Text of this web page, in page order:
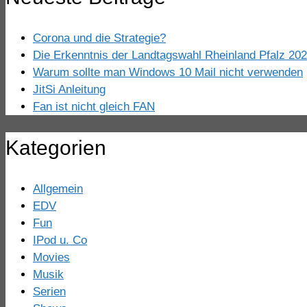
Corona und die Strategie?
Die Erkenntnis der Landtagswahl Rheinland Pfalz
Warum sollte man Windows 10 Mail nicht verwenden
JitSi Anleitung
Fan ist nicht gleich FAN
Kategorien
Allgemein
EDV
Fun
IPod u. Co
Movies
Musik
Serien